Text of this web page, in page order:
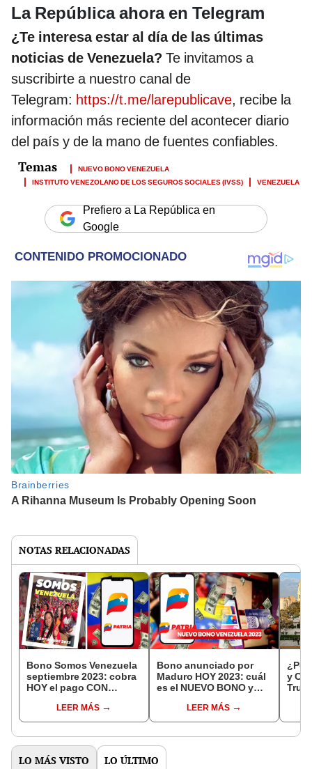
La República ahora en Telegram
¿Te interesa estar al día de las últimas
noticias de Venezuela? Te invitamos a
suscribirte a nuestro canal de
Telegram: https://t.me/larepublicave, recibe la
información más reciente del acontecer diario
del país y de la mano de fuentes confiables.
NUEVO BONO VENEZUELA
INSTITUTO VENEZOLANO DE LOS SEGUROS SOCIALES (IVSS)
VENEZUELA
Prefiero a La República en
Google
NOTAS RELACIONADAS
Bono Somos Venezuela
septiembre 2023: cobra
HOY el pago CON
LEER MÁS
Bono anunciado por
Maduro HOY 2023: cuál
es el NUEVO BONO y
LEER MÁS
¿Por
y
LO MÁS VISTO LO ÚLTIMO